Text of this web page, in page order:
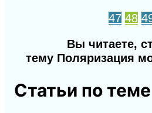
47 48
Вы читаете,
тему Поляризация
Статьи по теме